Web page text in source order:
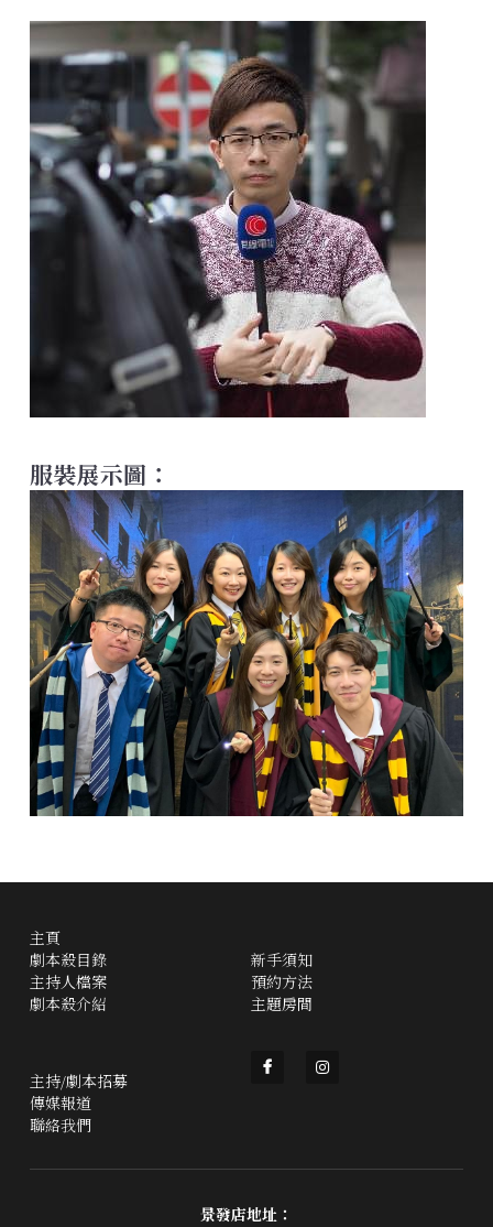
服裝展示圖：
主頁
劇本殺目錄
主持人檔案
劇本殺介紹
新手須知
預約方法
主題房間
主持/劇本招募
傳媒報道
聯絡我們
景發店地址：